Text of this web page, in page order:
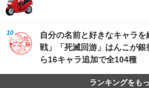
自分の名前と好きなキャラ
戦」「死滅回游」はんこが
ら16キャラ追加で全104種
ランキングをも